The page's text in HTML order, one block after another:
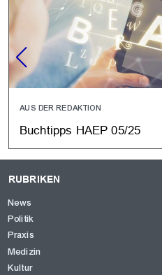
AUS DER REDAKTION
Buchtipps HAEP 05/25
RUBRIKEN
News
Politik
Praxis
Medizin
Kultur